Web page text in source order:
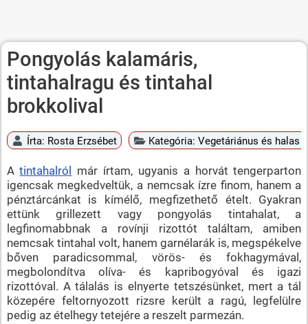
Pongyolás kalamáris,
tintahalragu és tintahal
brokkolival
Írta: Rosta Erzsébet Kategória:Vegetáriánus és halas
Atintahalról már írtam, ugyanis a horvát tengerparton
igencsak megkedveltük, a nemcsak ízre finom, hanem a
pénztárcánkat is kímélő, megfizethető ételt. Gyakran
ettünk grillezett vagy pongyolás tintahalat, a
legfinomabbnak a rovínji rizottót találtam, amiben
nemcsak tintahal volt, hanem garnélarák is, megspékelve
bőven paradicsommal, vörös- és fokhagymával,
megbolondítva olíva- és kapribogyóval és igazi
rizottóval. A tálalás is elnyerte tetszésünket, mert a tál
közepére feltornyozott rizsre került a ragú, legfelülre
pedig az ételhegy tetejére a reszelt parmezán.